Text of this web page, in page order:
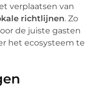
verplaatsen van
richtlijnen. Zo
de juiste gasten
het ecosysteem te